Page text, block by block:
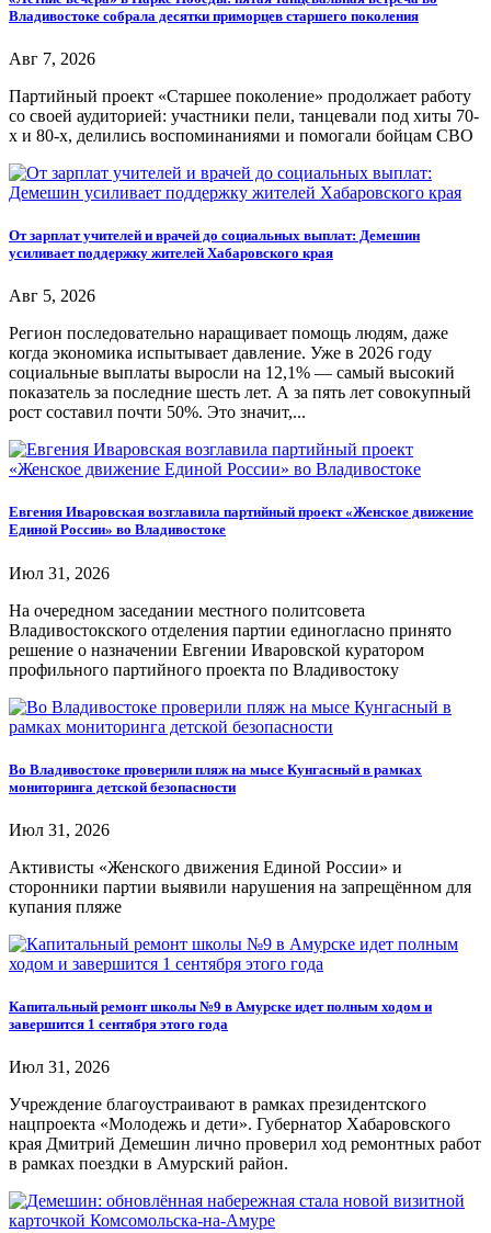
Владивостоке собрала десятки приморцев старшего поколения
Авг 7, 2026
Партийный проект «Старшее поколение» продолжает работу
со своей аудиторией: участники пели, танцевали под хиты 70-
х и 80-х, делились воспоминаниями и помогали бойцам СВО
От зарплат учителей и врачей до социальных выплат: Демешин
усиливает поддержку жителей Хабаровского края
Авг 5, 2026
Регион последовательно наращивает помощь людям, даже
когда экономика испытывает давление. Уже в 2026 году
социальные выплаты выросли на 12,1% — самый высокий
показатель за последние шесть лет. А за пять лет совокупный
рост составил почти 50%. Это значит,...
Евгения Иваровская возглавила партийный проект «Женское движение
Единой России» во Владивостоке
Июл 31, 2026
На очередном заседании местного политсовета
Владивостокского отделения партии единогласно принято
решение о назначении Евгении Иваровской куратором
профильного партийного проекта по Владивостоку
Во Владивостоке проверили пляж на мысе Кунгасный в рамках
мониторинга детской безопасности
Июл 31, 2026
Активисты «Женского движения Единой России» и
сторонники партии выявили нарушения на запрещённом для
купания пляже
Капитальный ремонт школы №9 в Амурске идет полным ходом и
завершится 1 сентября этого года
Июл 31, 2026
Учреждение благоустраивают в рамках президентского
нацпроекта «Молодежь и дети». Губернатор Хабаровского
края Дмитрий Демешин лично проверил ход ремонтных работ
в рамках поездки в Амурский район.